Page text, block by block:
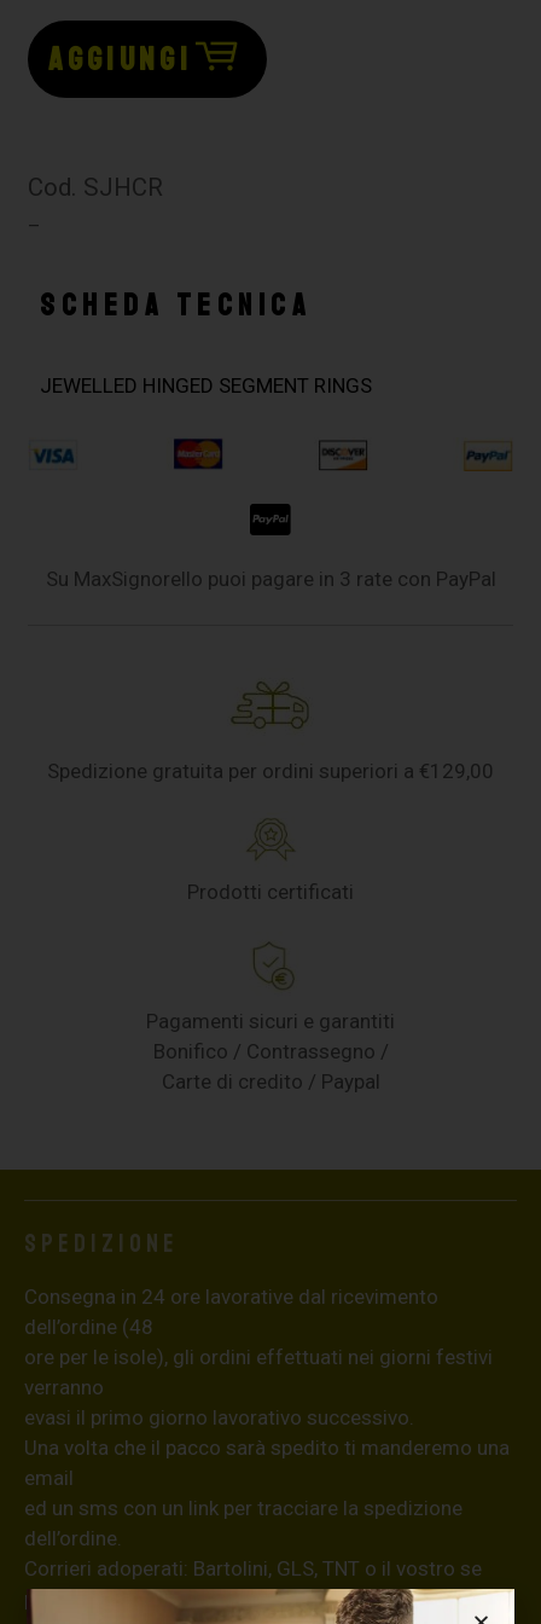
AGGIUNGI
Cod. SJHCR
–
SCHEDA TECNICA
JEWELLED HINGED SEGMENT RINGS
Su MaxSignorello puoi pagare in 3 rate con PayPal
Spedizione gratuita per ordini superiori a €129,00
Prodotti certificati
Pagamenti sicuri e garantiti
Bonifico / Contrassegno /
Carte di credito / Paypal
Spedizione
Consegna in 24 ore lavorative dal ricevimento
dell’ordine (48
ore per le isole), gli ordini effettuati nei giorni festivi
verranno
evasi il primo giorno lavorativo successivo.
Una volta che il pacco sarà spedito ti manderemo una
email
ed un sms con un link per tracciare la spedizione
dell’ordine.
Corrieri adoperati: Bartolini, GLS, TNT o il vostro se
possedete